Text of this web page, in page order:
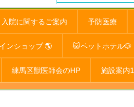
入院に関するご案内 予防医療
ンショップ 🌎 🐱ペットホテル🐶
練馬区獣医師会のHP 施設案内1